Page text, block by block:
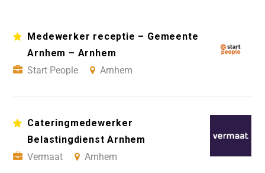
Medewerker receptie – Gemeente
Arnhem – Arnhem
Start People
Arnhem
Cateringmedewerker
Belastingdienst Arnhem
Vermaat
Arnhem